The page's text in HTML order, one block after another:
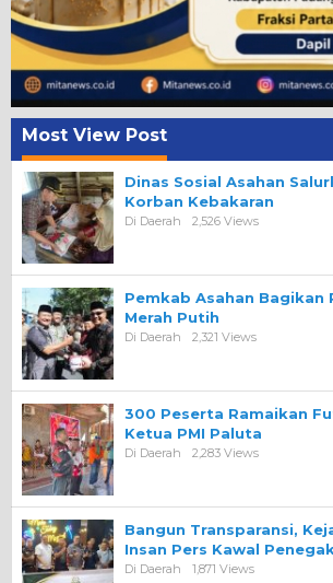
Most View Post
Dinas Sosial Asahan
Korban Kebakaran
Di Daerah 2,526 Views
Pemkab Asahan Bagikan
Merah Putih
Di Daerah 2,321 Views
300 Peserta Ramaikan
Ketua PMI Paluta
Di Daerah 2,283 Views
Bangun Transparansi,
Insan Pers Kawal
Di Daerah 1,871 Views